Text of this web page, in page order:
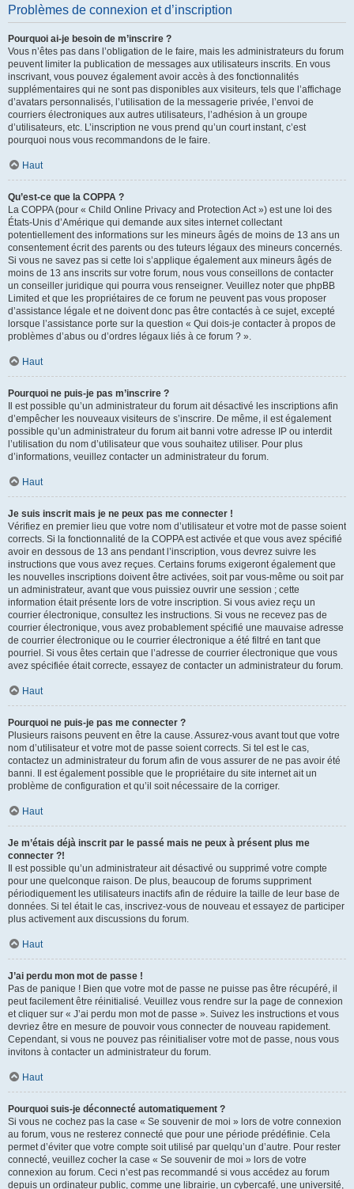
Problèmes de connexion et d’inscription
Pourquoi ai-je besoin de m’inscrire ?
Vous n’êtes pas dans l’obligation de le faire, mais les administrateurs du forum
peuvent limiter la publication de messages aux utilisateurs inscrits. En vous
inscrivant, vous pouvez également avoir accès à des fonctionnalités
supplémentaires qui ne sont pas disponibles aux visiteurs, tels que l’affichage
d’avatars personnalisés, l’utilisation de la messagerie privée, l’envoi de
courriers électroniques aux autres utilisateurs, l’adhésion à un groupe
d’utilisateurs, etc. L’inscription ne vous prend qu’un court instant, c’est
pourquoi nous vous recommandons de le faire.
Haut
Qu’est-ce que la COPPA ?
La COPPA (pour « Child Online Privacy and Protection Act ») est une loi des
États-Unis d’Amérique qui demande aux sites internet collectant
potentiellement des informations sur les mineurs âgés de moins de 13 ans un
consentement écrit des parents ou des tuteurs légaux des mineurs concernés.
Si vous ne savez pas si cette loi s’applique également aux mineurs âgés de
moins de 13 ans inscrits sur votre forum, nous vous conseillons de contacter
un conseiller juridique qui pourra vous renseigner. Veuillez noter que phpBB
Limited et que les propriétaires de ce forum ne peuvent pas vous proposer
d’assistance légale et ne doivent donc pas être contactés à ce sujet, excepté
lorsque l’assistance porte sur la question « Qui dois-je contacter à propos de
problèmes d’abus ou d’ordres légaux liés à ce forum ? ».
Haut
Pourquoi ne puis-je pas m’inscrire ?
Il est possible qu’un administrateur du forum ait désactivé les inscriptions afin
d’empêcher les nouveaux visiteurs de s’inscrire. De même, il est également
possible qu’un administrateur du forum ait banni votre adresse IP ou interdit
l’utilisation du nom d’utilisateur que vous souhaitez utiliser. Pour plus
d’informations, veuillez contacter un administrateur du forum.
Haut
Je suis inscrit mais je ne peux pas me connecter !
Vérifiez en premier lieu que votre nom d’utilisateur et votre mot de passe soient
corrects. Si la fonctionnalité de la COPPA est activée et que vous avez spécifié
avoir en dessous de 13 ans pendant l’inscription, vous devrez suivre les
instructions que vous avez reçues. Certains forums exigeront également que
les nouvelles inscriptions doivent être activées, soit par vous-même ou soit par
un administrateur, avant que vous puissiez ouvrir une session ; cette
information était présente lors de votre inscription. Si vous aviez reçu un
courrier électronique, consultez les instructions. Si vous ne recevez pas de
courrier électronique, vous avez probablement spécifié une mauvaise adresse
de courrier électronique ou le courrier électronique a été filtré en tant que
pourriel. Si vous êtes certain que l’adresse de courrier électronique que vous
avez spécifiée était correcte, essayez de contacter un administrateur du forum.
Haut
Pourquoi ne puis-je pas me connecter ?
Plusieurs raisons peuvent en être la cause. Assurez-vous avant tout que votre
nom d’utilisateur et votre mot de passe soient corrects. Si tel est le cas,
contactez un administrateur du forum afin de vous assurer de ne pas avoir été
banni. Il est également possible que le propriétaire du site internet ait un
problème de configuration et qu’il soit nécessaire de la corriger.
Haut
Je m’étais déjà inscrit par le passé mais ne peux à présent plus me
connecter ?!
Il est possible qu’un administrateur ait désactivé ou supprimé votre compte
pour une quelconque raison. De plus, beaucoup de forums suppriment
périodiquement les utilisateurs inactifs afin de réduire la taille de leur base de
données. Si tel était le cas, inscrivez-vous de nouveau et essayez de participer
plus activement aux discussions du forum.
Haut
J’ai perdu mon mot de passe !
Pas de panique ! Bien que votre mot de passe ne puisse pas être récupéré, il
peut facilement être réinitialisé. Veuillez vous rendre sur la page de connexion
et cliquer sur « J’ai perdu mon mot de passe ». Suivez les instructions et vous
devriez être en mesure de pouvoir vous connecter de nouveau rapidement.
Cependant, si vous ne pouvez pas réinitialiser votre mot de passe, nous vous
invitons à contacter un administrateur du forum.
Haut
Pourquoi suis-je déconnecté automatiquement ?
Si vous ne cochez pas la case « Se souvenir de moi » lors de votre connexion
au forum, vous ne resterez connecté que pour une période prédéfinie. Cela
permet d’éviter que votre compte soit utilisé par quelqu’un d’autre. Pour rester
connecté, veuillez cocher la case « Se souvenir de moi » lors de votre
connexion au forum. Ceci n’est pas recommandé si vous accédez au forum
depuis un ordinateur public, comme une librairie, un cybercafé, une université,